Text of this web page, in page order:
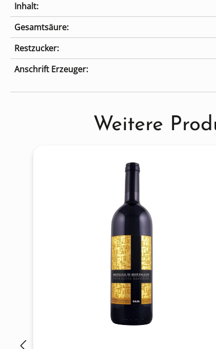
Inhalt:
Gesamtsäure:
Restzucker:
Anschrift Erzeuger:
Produktgalerie überspringen
Weitere